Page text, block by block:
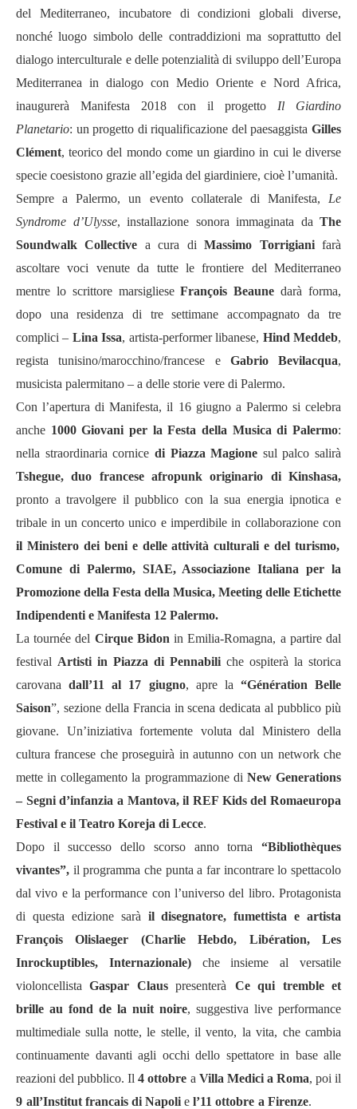
del Mediterraneo, incubatore di condizioni globali diverse,
nonché luogo simbolo delle contraddizioni ma soprattutto del
dialogo interculturale e delle potenzialità di sviluppo dell’Europa
Mediterranea in dialogo con Medio Oriente e Nord Africa,
inaugurerà Manifesta 2018 con il progetto Il Giardino
Planetario: un progetto di riqualificazione del paesaggista Gilles
Clément, teorico del mondo come un giardino in cui le diverse
specie coesistono grazie all’egida del giardiniere, cioè l’umanità.
Sempre a Palermo, un evento collaterale di Manifesta, Le
Syndrome d’Ulysse, installazione sonora immaginata da The
Soundwalk Collective a cura diMassimo Torrigianifarà
ascoltare voci venute da tutte le frontiere del Mediterraneo
mentre lo scrittore marsiglieseFrançois Beaune darà forma,
dopo una residenza di tre settimane accompagnato da tre
complici – Lina Issa, artista-performer libanese, Hind Meddeb,
regista tunisino/marocchino/francese e Gabrio Bevilacqua,
musicista palermitano – a delle storie vere di Palermo.
Con l’apertura di Manifesta, il 16 giugno a Palermo si celebra
anche 1000 Giovani per la Festa della Musica di Palermo:
nella straordinaria cornice di Piazza Magione sul palco salirà
Tshegue, duo francese afropunk originario di Kinshasa,
pronto a travolgere il pubblico con la sua energia ipnotica e
tribale in un concerto unico e imperdibile in collaborazione con
il Ministero dei beni e delle attività culturali e del turismo,
Comune di Palermo, SIAE, Associazione Italiana per la
Promozione della Festa della Musica, Meeting delle Etichette
Indipendenti e Manifesta 12 Palermo.
La tournée del Cirque Bidon in Emilia-Romagna, a partire dal
festival Artisti in Piazza di Pennabili che ospiterà la storica
carovanadall’11 al 17 giugno, apre la “Génération Belle
Saison”, sezione della Francia in scena dedicata al pubblico più
giovane. Un’iniziativa fortemente voluta dal Ministero della
cultura francese che proseguirà in autunno con un network che
mette in collegamento la programmazione di New Generations
– Segni d’infanzia a Mantova, il REF Kids del Romaeuropa
Festival e il Teatro Koreja di Lecce.
Dopo il successo dello scorso anno torna “Bibliothèques
vivantes”, il programma che punta a far incontrare lo spettacolo
dal vivo e la performance con l’universo del libro. Protagonista
di questa edizione sarà il disegnatore, fumettista e artista
François Olislaeger (Charlie Hebdo, Libération, Les
Inrockuptibles, Internazionale)che insieme al versatile
violoncellistaGaspar Clauspresenterà
Ce qui tremble et
brille au fond de la nuit noire, suggestiva live performance
multimediale sulla notte, le stelle, il vento, la vita, che cambia
continuamente davanti agli occhi dello spettatore in base alle
reazioni del pubblico. Il4 ottobre a Villa Medici a Roma, poi il
9 all’Institut francais di Napoli e l’11 ottobre a Firenze.